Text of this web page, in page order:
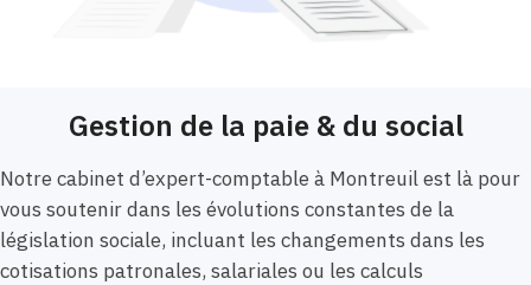
Gestion de la paie & du social
Notre cabinet d’expert-comptable à Montreuil est là pour
vous soutenir dans les évolutions constantes de la
législation sociale, incluant les changements dans les
cotisations patronales, salariales ou les calculs